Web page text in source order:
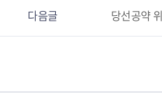
다음글 당선공약